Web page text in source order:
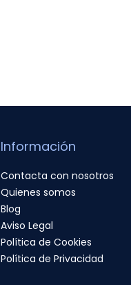
Información
Contacta con nosotros
Quienes somos
Blog
Aviso Legal
Política de Cookies
Política de Privacidad